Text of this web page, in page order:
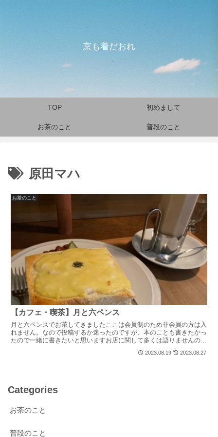
京も着だおれ
TOP 初めまして
お茶のこと 普段のこと
原田マハ
お茶のこと
【カフェ・喫茶】月と六ペンス
月と六ペンスでお茶してきましたここは会員制のため非会員の方は入
れません。なので投稿するか迷ったのですが、本のことも書きたかっ
たので一緒に書きたいと思いますお店に関して多くは語りませんので
2023.08.19 2023.08.27
Categories
お茶のこと
普段のこと